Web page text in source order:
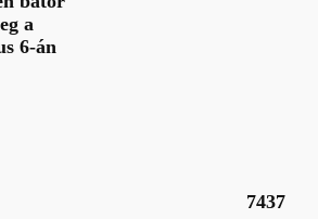
a
6-án
7437